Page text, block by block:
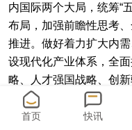
内国际两个大局，统筹“
布局，加强前瞻性思考
推进。做好着力扩大内
设现代化产业体系，全
略、人才强国战略、创
善民生，推动绿色发展
治国，建设社会主义文
首页 快讯